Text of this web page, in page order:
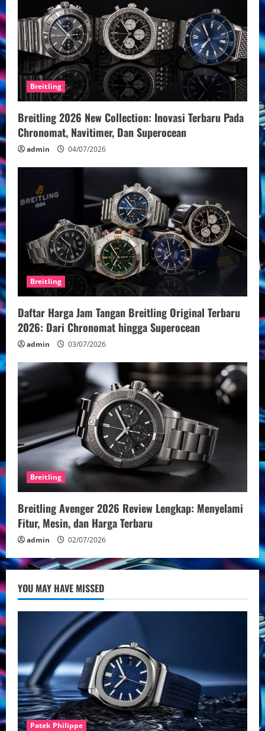
R
e
a
d
i
n
g
Breitling
Breitling 2026 New Collection: Inovasi Terbaru Pada
Chronomat, Navitimer, Dan Superocean
admin 04/07/2026
Breitling
Daftar Harga Jam Tangan Breitling Original Terbaru
2026: Dari Chronomat hingga Superocean
admin 03/07/2026
Breitling
Breitling Avenger 2026 Review Lengkap: Menyelami
Fitur, Mesin, dan Harga Terbaru
admin 02/07/2026
YOU MAY HAVE MISSED
Patek Philippe